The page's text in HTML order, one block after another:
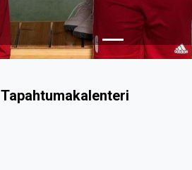
Tapahtumakalenteri